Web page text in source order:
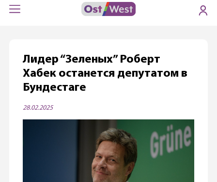
Лидер “Зеленых” Роберт
Хабек останется депутатом в
Бундестаге
28.02.2025